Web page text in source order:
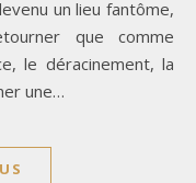
un lieu fantôme,
que comme
le déracinement, la
une…